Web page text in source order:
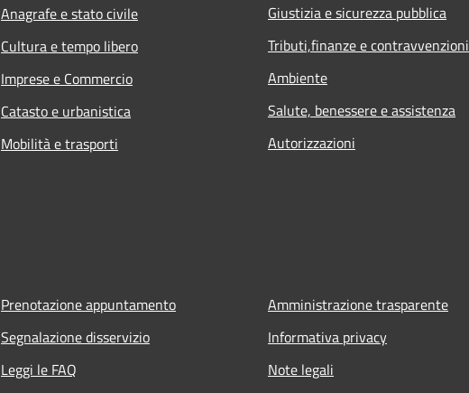
Anagrafe e stato civile
Cultura e tempo libero
Imprese e Commercio
Catasto e urbanistica
Mobilità e trasporti
Giustizia e sicurezza pubblica
Tributi,finanze e contravvenzioni
Ambiente
Salute, benessere e assistenza
Autorizzazioni
Prenotazione appuntamento
Segnalazione disservizio
Leggi le FAQ
Amministrazione trasparente
Informativa privacy
Note legali